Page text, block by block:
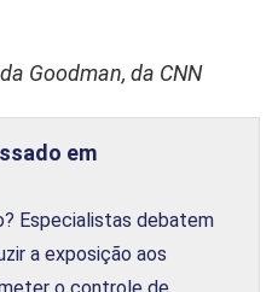
Goodman, da CNN
em
Especialistas debatem
a exposição aos